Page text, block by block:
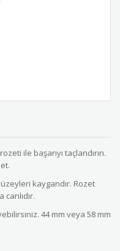
ile başarıyı taçlandırın.
kaygandır. Rozet
canlıdır.
44 mm veya 58 mm